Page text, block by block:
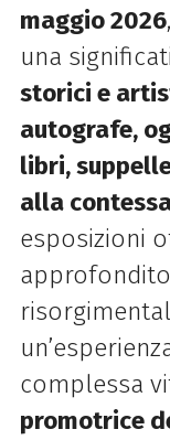
maggio 2026
una
storici e
autografe,
libri,
alla
esposizioni
complessa
promotrice